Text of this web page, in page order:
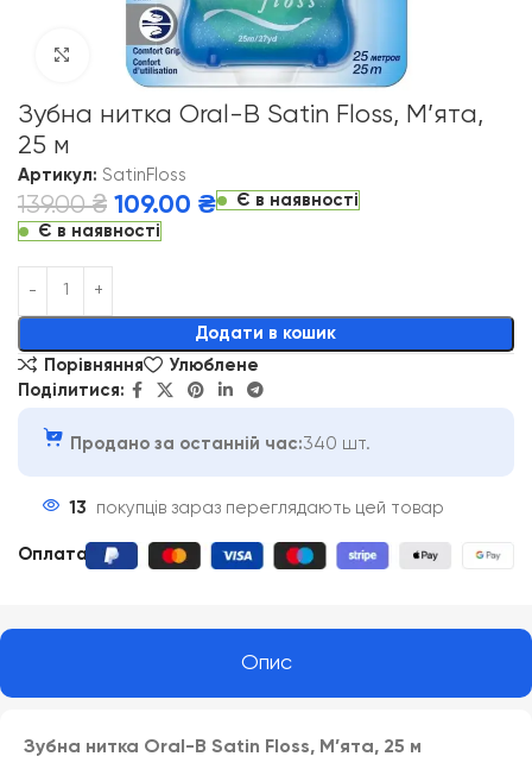
Click to enlarge
Зубна нитка Oral-B Satin Floss, М’ята,
25 м
Артикул: SatinFloss
139.00₴ 109.00 ₴
Є в наявності
Є в наявності
Додати в кошик
Alternative:
Порівняння
Улюблене
Поділитися:
Продано за останній час:340 шт.
13 покупців зараз переглядають цей товар
Оплата
Опис
Зубна нитка Oral-B Satin Floss, М’ята, 25 м